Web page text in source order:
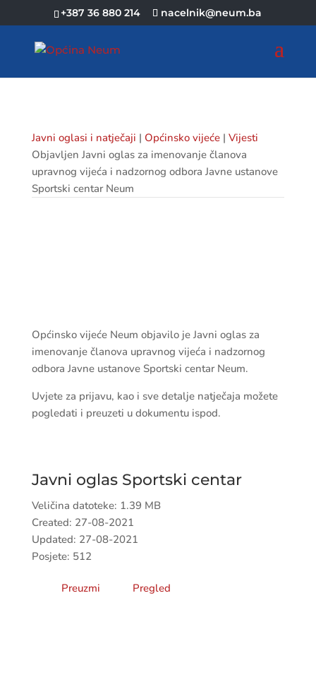
+387 36 880 214 nacelnik@neum.ba
Javni oglasi i natječaji | Općinsko vijeće| Vijesti
Objavljen Javni oglas za imenovanje članova
upravnog vijeća i nadzornog odbora Javne ustanove
Sportski centar Neum
Općinsko vijeće Neum objavilo je Javni oglas za
imenovanje članova upravnog vijeća i nadzornog
odbora Javne ustanove Sportski centar Neum.
Uvjete za prijavu, kao i sve detalje natječaja možete
pogledati i preuzeti u dokumentu ispod.
Javni oglas Sportski centar
Veličina datoteke: 1.39 MB
Created: 27-08-2021
Updated: 27-08-2021
Posjete: 512
Preuzmi Pregled